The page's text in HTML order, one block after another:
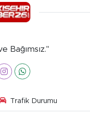
Bağımsız."
Trafik Durumu